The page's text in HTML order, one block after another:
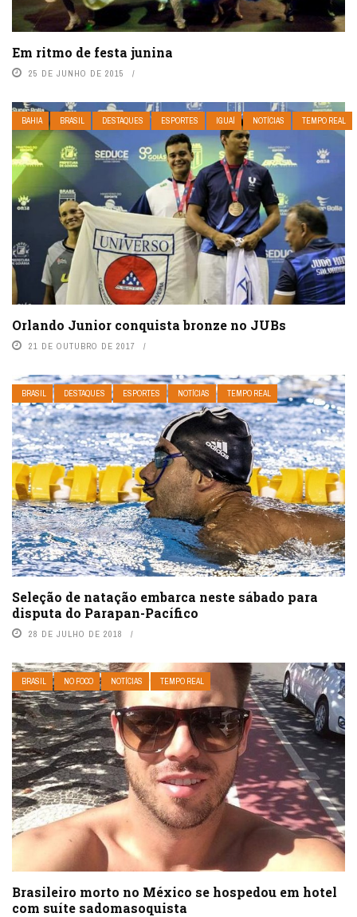
Em ritmo de festa junina
25 DE JUNHO DE 2015
BAHIA BRASIL DESTAQUES ESPORTES IGUAÍ NOTÍCIAS TEMPO REAL
Orlando Junior conquista bronze no JUBs
21 DE OUTUBRO DE 2017
BRASIL DESTAQUES ESPORTES NOTÍCIAS TEMPO REAL
Seleção de natação embarca neste sábado para
disputa do Parapan-Pacífico
28 DE JULHO DE 2018
BRASIL NO FOCO NOTÍCIAS TEMPO REAL
Brasileiro morto no México se hospedou em hotel
com suíte sadomasoquista